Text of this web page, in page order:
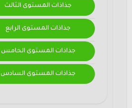
جذاذات المستوى الثالث
جذاذات المستوى الرابع
جذاذات المستوى الخامس
جذاذات المستوى السادس